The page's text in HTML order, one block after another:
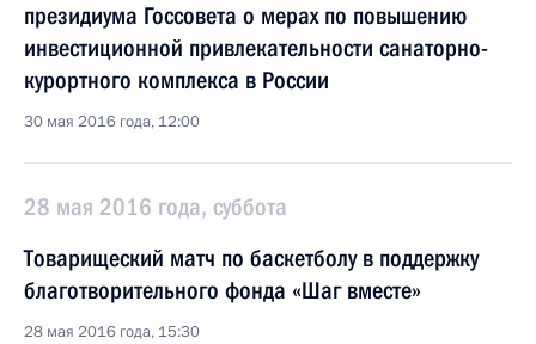
президиума Госсовета о мерах по повышению
инвестиционной привлекательности санаторно-
курортного комплекса в России
30 мая 2016 года, 12:00
28 мая 2016 года, суббота
Товарищеский матч по баскетболу в поддержку
благотворительного фонда «Шаг вместе»
28 мая 2016 года, 15:30